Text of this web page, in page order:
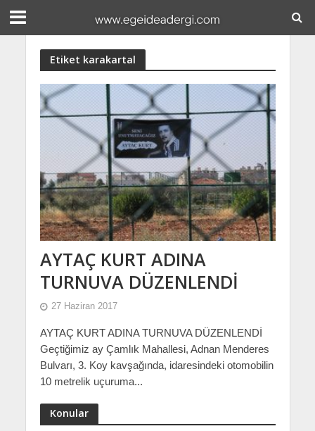
Etiket karakartal
AYTAÇ KURT ADINA
TURNUVA DÜZENLENDİ
27 Haziran 2017
AYTAÇ KURT ADINA TURNUVA DÜZENLENDİ
Geçtiğimiz ay Çamlık Mahallesi, Adnan Menderes
Bulvarı, 3. Koy kavşağında, idaresindeki otomobilin
10 metrelik uçuruma...
Konular